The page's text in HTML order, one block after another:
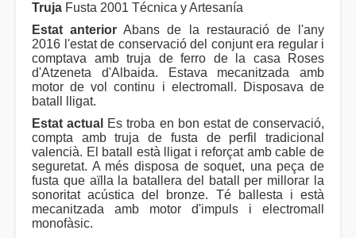
Truja Fusta 2001 Técnica y Artesanía
Estat anterior Abans de la restauració de l'any
2016 l'estat de conservació del conjunt era regular i
comptava amb truja de ferro de la casa Roses
d'Atzeneta d'Albaida. Estava mecanitzada amb
motor de vol continu i electromall. Disposava de
batall lligat.
Estat actual
Es troba en bon estat de conservació,
compta amb truja de fusta de perfil tradicional
valencià. El batall està lligat i reforçat amb cable de
seguretat. A més disposa de soquet, una peça de
fusta que aïlla la batallera del batall per millorar la
sonoritat acústica del bronze. Té ballesta i està
mecanitzada amb motor d'impuls i electromall
monofàsic.